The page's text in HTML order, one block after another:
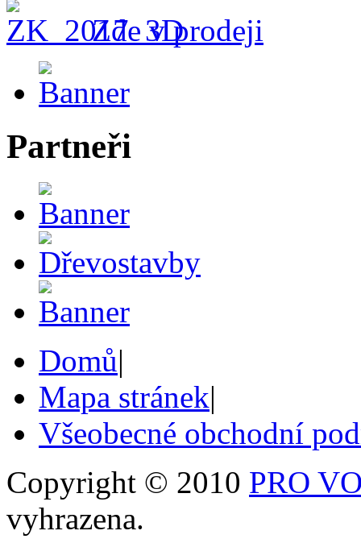
Zde v prodeji
Partneři
Domů|
Mapa stránek|
Všeobecné obchodní
Copyright © 2010 PRO
vyhrazena.